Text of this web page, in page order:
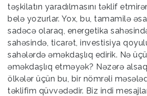
təşkilatın yaradılmasını təklif
belə yozurlar. Yox, bu, tamamilə
sadəcə olaraq, energetika
sahəsində, ticarət, investisiya
sahələrdə əməkdaşlıq edirik. Nə
əməkdaşlıq etməyək? Nəzərə
ölkələr üçün bu, bir nömrəli
təklifim qüvvədədir. Biz indi